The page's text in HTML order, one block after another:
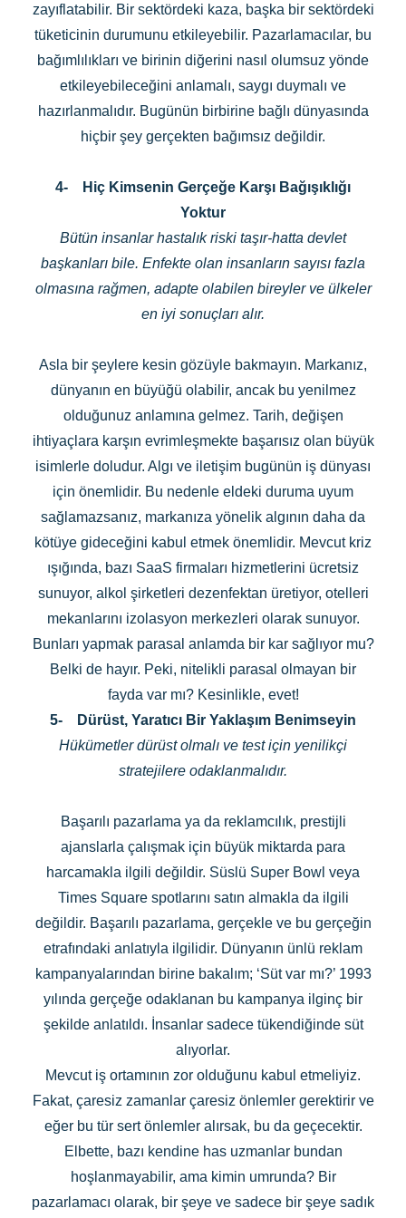
zayıflatabilir. Bir sektördeki kaza, başka bir sektördeki
tüketicinin durumunu etkileyebilir. Pazarlamacılar, bu
bağımlılıkları ve birinin diğerini nasıl olumsuz yönde
etkileyebileceğini anlamalı, saygı duymalı ve
hazırlanmalıdır. Bugünün birbirine bağlı dünyasında
hiçbir şey gerçekten bağımsız değildir.
4-
Hiç Kimsenin Gerçeğe Karşı Bağışıklığı
Yoktur
Bütün insanlar hastalık riski taşır-hatta devlet
başkanları bile. Enfekte olan insanların sayısı fazla
olmasına rağmen, adapte olabilen bireyler ve ülkeler
en iyi sonuçları alır.
Asla bir şeylere kesin gözüyle bakmayın. Markanız,
dünyanın en büyüğü olabilir, ancak bu yenilmez
olduğunuz anlamına gelmez. Tarih, değişen
ihtiyaçlara karşın evrimleşmekte başarısız olan büyük
isimlerle doludur. Algı ve iletişim bugünün iş dünyası
için önemlidir. Bu nedenle eldeki duruma uyum
sağlamazsanız, markanıza yönelik algının daha da
kötüye gideceğini kabul etmek önemlidir. Mevcut kriz
ışığında, bazı SaaS firmaları hizmetlerini ücretsiz
sunuyor, alkol şirketleri dezenfektan üretiyor, otelleri
mekanlarını izolasyon merkezleri olarak sunuyor.
Bunları yapmak parasal anlamda bir kar sağlıyor mu?
Belki de hayır. Peki, nitelikli parasal olmayan bir
fayda var mı? Kesinlikle, evet!
5-
Dürüst, Yaratıcı Bir Yaklaşım Benimseyin
Hükümetler dürüst olmalı ve test için yenilikçi
stratejilere odaklanmalıdır.
Başarılı pazarlama ya da reklamcılık, prestijli
ajanslarla çalışmak için büyük miktarda para
harcamakla ilgili değildir. Süslü Super Bowl veya
Times Square spotlarını satın almakla da ilgili
değildir. Başarılı pazarlama, gerçekle ve bu gerçeğin
etrafındaki anlatıyla ilgilidir. Dünyanın ünlü reklam
kampanyalarından birine bakalım; ‘Süt var mı?’ 1993
yılında gerçeğe odaklanan bu kampanya ilginç bir
şekilde anlatıldı. İnsanlar sadece tükendiğinde süt
alıyorlar.
Mevcut iş ortamının zor olduğunu kabul etmeliyiz.
Fakat, çaresiz zamanlar çaresiz önlemler gerektirir ve
eğer bu tür sert önlemler alırsak, bu da geçecektir.
Elbette, bazı kendine has uzmanlar bundan
hoşlanmayabilir, ama kimin umrunda? Bir
pazarlamacı olarak, bir şeye ve sadece bir şeye sadık